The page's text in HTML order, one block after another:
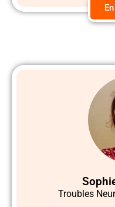
Troubles